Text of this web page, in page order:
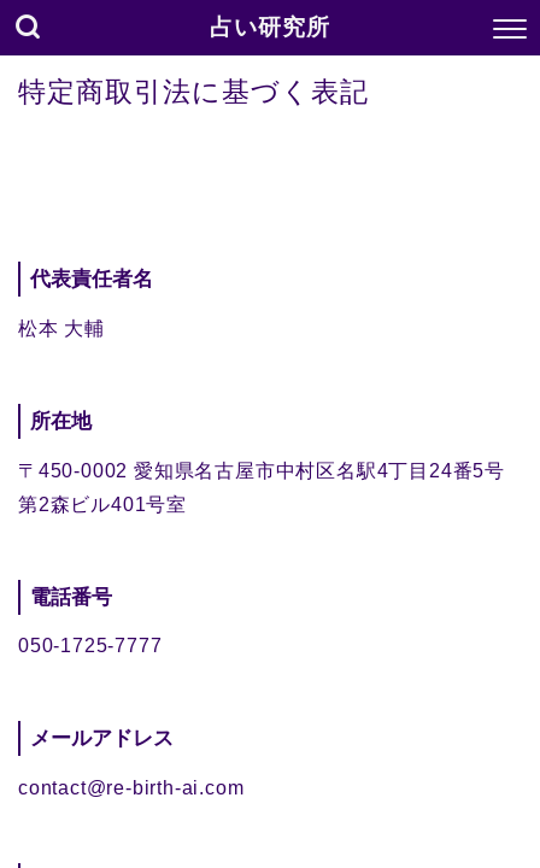
占い研究所
特定商取引法に基づく表記
代表責任者名
松本 大輔
所在地
〒450-0002 愛知県名古屋市中村区名駅4丁目24番5号
第2森ビル401号室
電話番号
050-1725-7777
メールアドレス
contact@re-birth-ai.com